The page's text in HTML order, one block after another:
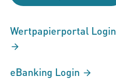
Wertpapierportal Login
eBanking Login